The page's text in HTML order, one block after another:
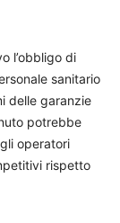
l’obbligo di
sanitario
delle garanzie
potrebbe
operatori
rispetto